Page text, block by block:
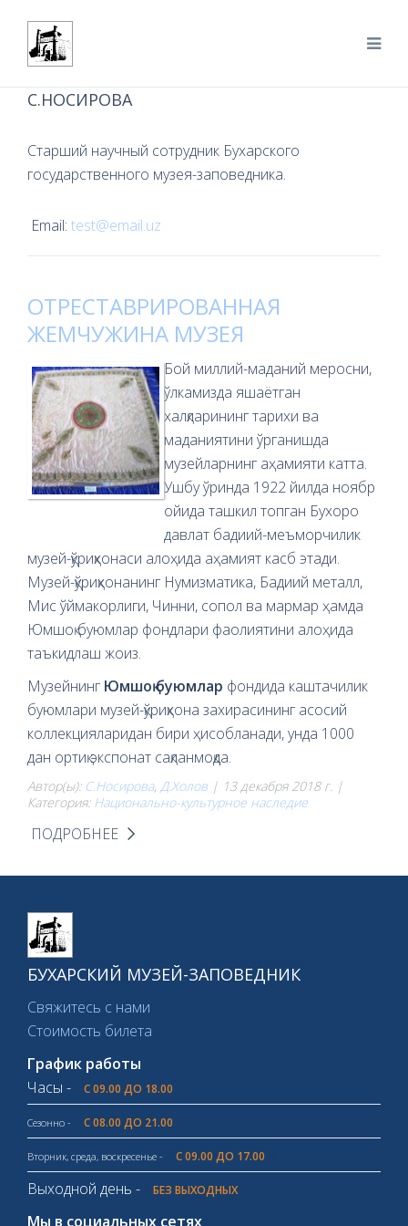
С.НОСИРОВА
Старший научный сотрудник Бухарского
государственного музея-заповедника.
Email: test@email.uz
ОТРЕСТАВРИРОВАННАЯ
ЖЕМЧУЖИНА МУЗЕЯ
Бой миллий-маданий меросни,
ўлкамизда яшаётган
халқларининг тарихи ва
маданиятини ўрганишда
музейларнинг аҳамияти катта.
Ушбу ўринда 1922 йилда ноябр
ойида ташкил топган Бухоро
давлат бадиий-меъморчилик
музей-қўриқхонаси алоҳида аҳамият касб этади.
Музей-қўриқхонанинг Нумизматика, Бадиий металл,
Мис ўймакорлиги, Чинни, сопол ва мармар ҳамда
Юмшоқ буюмлар фондлари фаолиятини алоҳида
таъкидлаш жоиз.
Музейнинг Юмшоқ буюмлар фондида каштачилик
буюмлари музей-қўриқхона захирасининг асосий
коллекцияларидан бири ҳисобланади, унда 1000
дан ортиқ экспонат сақланмоқда.
Автор(ы): С.Носирова, Д.Холов | 13 декабря 2018 г. |
Категория: Национально-культурное наследие
ПОДРОБНЕЕ
БУХАРСКИЙ МУЗЕЙ-ЗАПОВЕДНИК
Свяжитесь с нами
Стоимость билета
График работы
Часы -
С 09.00 ДО 18.00
Сезонно - С 08.00 ДО 21.00
Вторник, среда, воскресенье - С 09.00 ДО 17.00
Выходной день - БЕЗ ВЫХОДНЫХ
Мы в социальных сетях